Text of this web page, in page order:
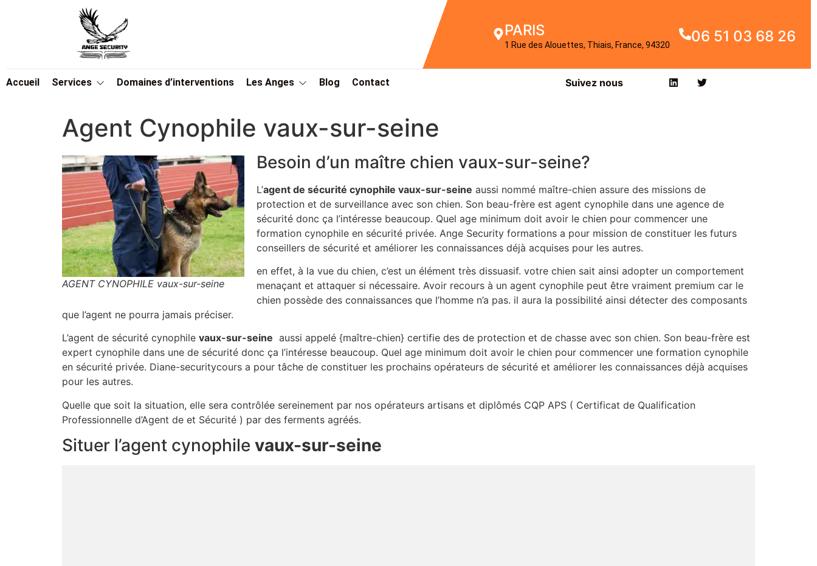
PARIS
1 Rue des Alouettes, Thiais, France, 94320 06 51 03 68 26
Accueil Services Domaines d’interventions Les Anges Blog Contact Suivez nous
Agent Cynophile vaux-sur-seine
AGENT CYNOPHILE vaux-sur-seine
Besoin d’un maître chien vaux-sur-seine?
L’agent de sécurité cynophile vaux-sur-seine aussi nommé maître-chien assure des missions de
protection et de surveillance avec son chien. Son beau-frère est agent cynophile dans une agence de
sécurité donc ça l’intéresse beaucoup. Quel age minimum doit avoir le chien pour commencer une
formation cynophile en sécurité privée. Ange Security formations a pour mission de constituer les futurs
conseillers de sécurité et améliorer les connaissances déjà acquises pour les autres.
en effet, à la vue du chien, c’est un élément très dissuasif. votre chien sait ainsi adopter un comportement
menaçant et attaquer si nécessaire. Avoir recours à un agent cynophile peut être vraiment premium car le
chien possède des connaissances que l’homme n’a pas. il aura la possibilité ainsi détecter des composants
que l’agent ne pourra jamais préciser.
L’agent de sécurité cynophile vaux-sur-seine aussi appelé {maître-chien} certifie des de protection et de chasse avec son chien. Son beau-frère est
expert cynophile dans une de sécurité donc ça l’intéresse beaucoup. Quel age minimum doit avoir le chien pour commencer une formation cynophile
en sécurité privée. Diane-securitycours a pour tâche de constituer les prochains opérateurs de sécurité et améliorer les connaissances déjà acquises
pour les autres.
Quelle que soit la situation, elle sera contrôlée sereinement par nos opérateurs artisans et diplômés CQP APS ( Certificat de Qualification
Professionnelle d’Agent de et Sécurité ) par des ferments agréés.
Situer l’agent cynophile vaux-sur-seine